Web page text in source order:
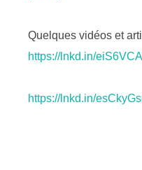
Quelques vidéos et
https://lnkd.in/
https://lnkd.in/